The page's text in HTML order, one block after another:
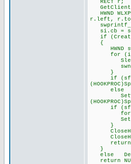
RECT r;
HWND
r.left,
si.cb =
if
{
HWND
for (int i
swnd =
}
if
else
if
for (int i
}
return
}
else
return